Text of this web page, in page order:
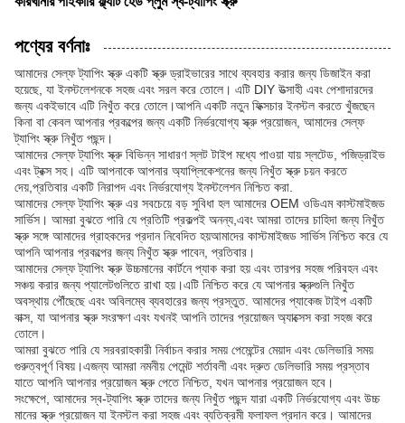
পণ্যের বর্ণনাঃ
আমাদের সেল্ফ ট্যাপিং স্ক্রু একটি স্ক্রু ড্রাইভারের সাথে ব্যবহার করার জন্য ডিজাইন করা
হয়েছে, যা ইনস্টলেশনকে সহজ এবং সরল করে তোলে। এটি DIY উত্সাহী এবং পেশাদারদের
জন্য একইভাবে এটি নিখুঁত করে তোলে।আপনি একটি নতুন ফিক্সচার ইনস্টল করতে খুঁজছেন
কিনা বা কেবল আপনার প্রকল্পের জন্য একটি নির্ভরযোগ্য স্ক্রু প্রয়োজন, আমাদের সেল্ফ
ট্যাপিং স্ক্রু নিখুঁত পছন্দ।
আমাদের সেল্ফ ট্যাপিং স্ক্রু বিভিন্ন সাধারণ স্লট টাইপ মধ্যে পাওয়া যায় স্লটেড, পজিড্রাইভ
এবং ট্রক্স সহ। এটি আপনাকে আপনার অ্যাপ্লিকেশনের জন্য নিখুঁত স্ক্রু চয়ন করতে
দেয়,প্রতিবার একটি নিরাপদ এবং নির্ভরযোগ্য ইনস্টলেশন নিশ্চিত করা.
আমাদের সেল্ফ ট্যাপিং স্ক্রু এর সবচেয়ে বড় সুবিধা হল আমাদের OEM ওডিএম কাস্টমাইজড
সার্ভিস। আমরা বুঝতে পারি যে প্রতিটি প্রকল্পই অনন্য,এবং আমরা তাদের চাহিদা জন্য নিখুঁত
স্ক্রু সঙ্গে আমাদের গ্রাহকদের প্রদান নিবেদিত হয়আমাদের কাস্টমাইজড সার্ভিস নিশ্চিত করে যে
আপনি আপনার প্রকল্পের জন্য নিখুঁত স্ক্রু পাবেন, প্রতিবার।
আমাদের সেল্ফ ট্যাপিং স্ক্রু উচ্চমানের কার্টনে প্যাক করা হয় এবং তারপর সহজ পরিবহন এবং
সঞ্চয় করার জন্য প্যালেটগুলিতে রাখা হয়।এটি নিশ্চিত করে যে আপনার স্ক্রুগুলি নিখুঁত
অবস্থায় পৌঁছেছে এবং অবিলম্বে ব্যবহারের জন্য প্রস্তুত. আমাদের প্যাকেজ টাইপ একটি
বাক্স, যা আপনার স্ক্রু সংরক্ষণ এবং যখনই আপনি তাদের প্রয়োজন অ্যাক্সেস করা সহজ করে
তোলে।
আমরা বুঝতে পারি যে সরবরাহকারী নির্বাচন করার সময় পেমেন্টের মেয়াদ এবং ডেলিভারি সময়
গুরুত্বপূর্ণ বিষয়।এজন্য আমরা নমনীয় পেমেন্ট শর্তাবলী এবং দ্রুত ডেলিভারি সময় প্রস্তাব
যাতে আপনি আপনার প্রয়োজন স্ক্রু পেতে নিশ্চিত, যখন আপনার প্রয়োজন হবে।
সংক্ষেপে, আমাদের স্ব-ট্যাপিং স্ক্রু তাদের জন্য নিখুঁত পছন্দ যারা একটি নির্ভরযোগ্য এবং উচ্চ
মানের স্ক্রু প্রয়োজন যা ইনস্টল করা সহজ এবং ব্যতিক্রমী ফলাফল প্রদান করে। আমাদের